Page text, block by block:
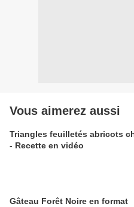
Vous aimerez aussi
Triangles feuilletés abricots
- Recette en vidéo
Gâteau Forêt Noire en format